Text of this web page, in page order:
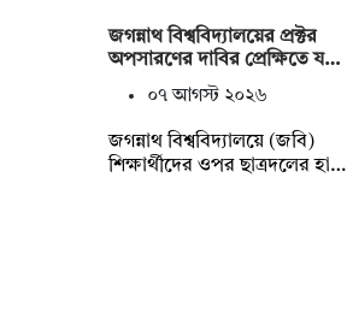
জগন্নাথ বিশ্ববিদ্যালয়ের প্রক্টর
অপসারণের দাবির প্রেক্ষিতে য…
০৭ আগস্ট ২০২৬
জগন্নাথ বিশ্ববিদ্যালয়ে (জবি)
শিক্ষার্থীদের ওপর ছাত্রদলের হা…